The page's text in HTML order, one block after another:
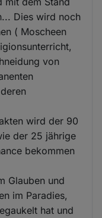
Dies wird noch
( Moscheen
von
wird der 90
der 25 jährige
bekommen
Glauben und
im Paradies,
hat und